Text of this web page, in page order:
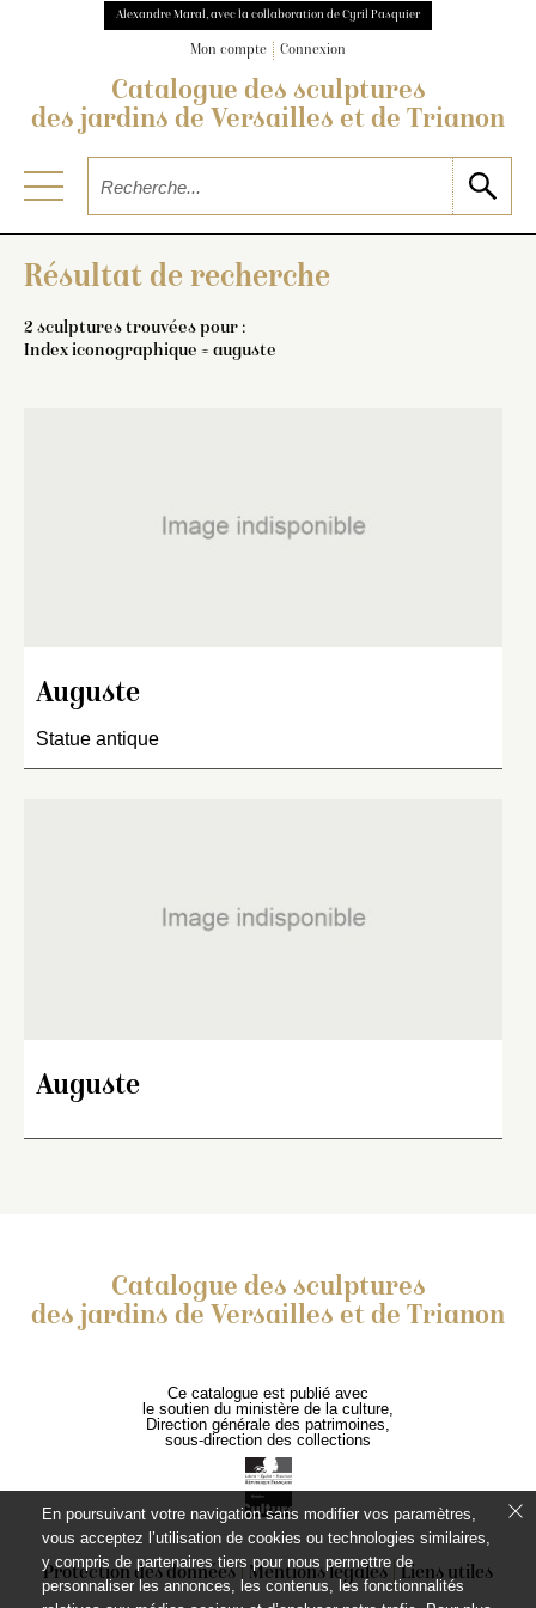
Alexandre Maral, avec la collaboration de Cyril Pasquier
Mon compte Connexion
Catalogue des sculptures
des jardins de Versailles et de Trianon
Résultat de recherche
2 sculptures trouvées pour :
Index iconographique = auguste
Auguste
Statue antique
Auguste
Catalogue des sculptures
des jardins de Versailles et de Trianon
Ce catalogue est publié avec
le soutien du ministère de la culture,
Direction générale des patrimoines,
sous-direction des collections
Protection des données Mentions légales Liens utiles
En poursuivant votre navigation sans modifier vos paramètres,
vous acceptez l’utilisation de cookies ou technologies similaires,
y compris de partenaires tiers pour nous permettre de
personnaliser les annonces, les contenus, les fonctionnalités